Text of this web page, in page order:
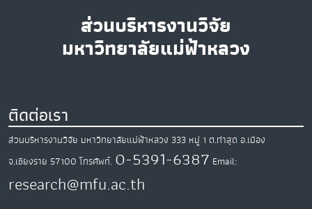
ส่วนบริหารงานวิจัย
มหาวิทยาลัยแม่ฟ้าหลวง
ติดต่อเรา
ส่วนบริหารงานวิจัย มหาวิทยาลัยแม่ฟ้าหลวง 333 หมู่ 1 ต.ท่าสุด อ.เมือง
จ.เชียงราย 57100 โทรศัพท์. 0-5391-6387 Email:
research@mfu.ac.th